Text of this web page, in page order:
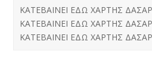
ΚΑΤΕΒΑΙΝΕΙ ΕΔΩ ΧΑΡΤΗΣ
ΚΑΤΕΒΑΙΝΕΙ ΕΔΩ ΧΑΡΤΗΣ
ΚΑΤΕΒΑΙΝΕΙ ΕΔΩ ΧΑΡΤΗΣ